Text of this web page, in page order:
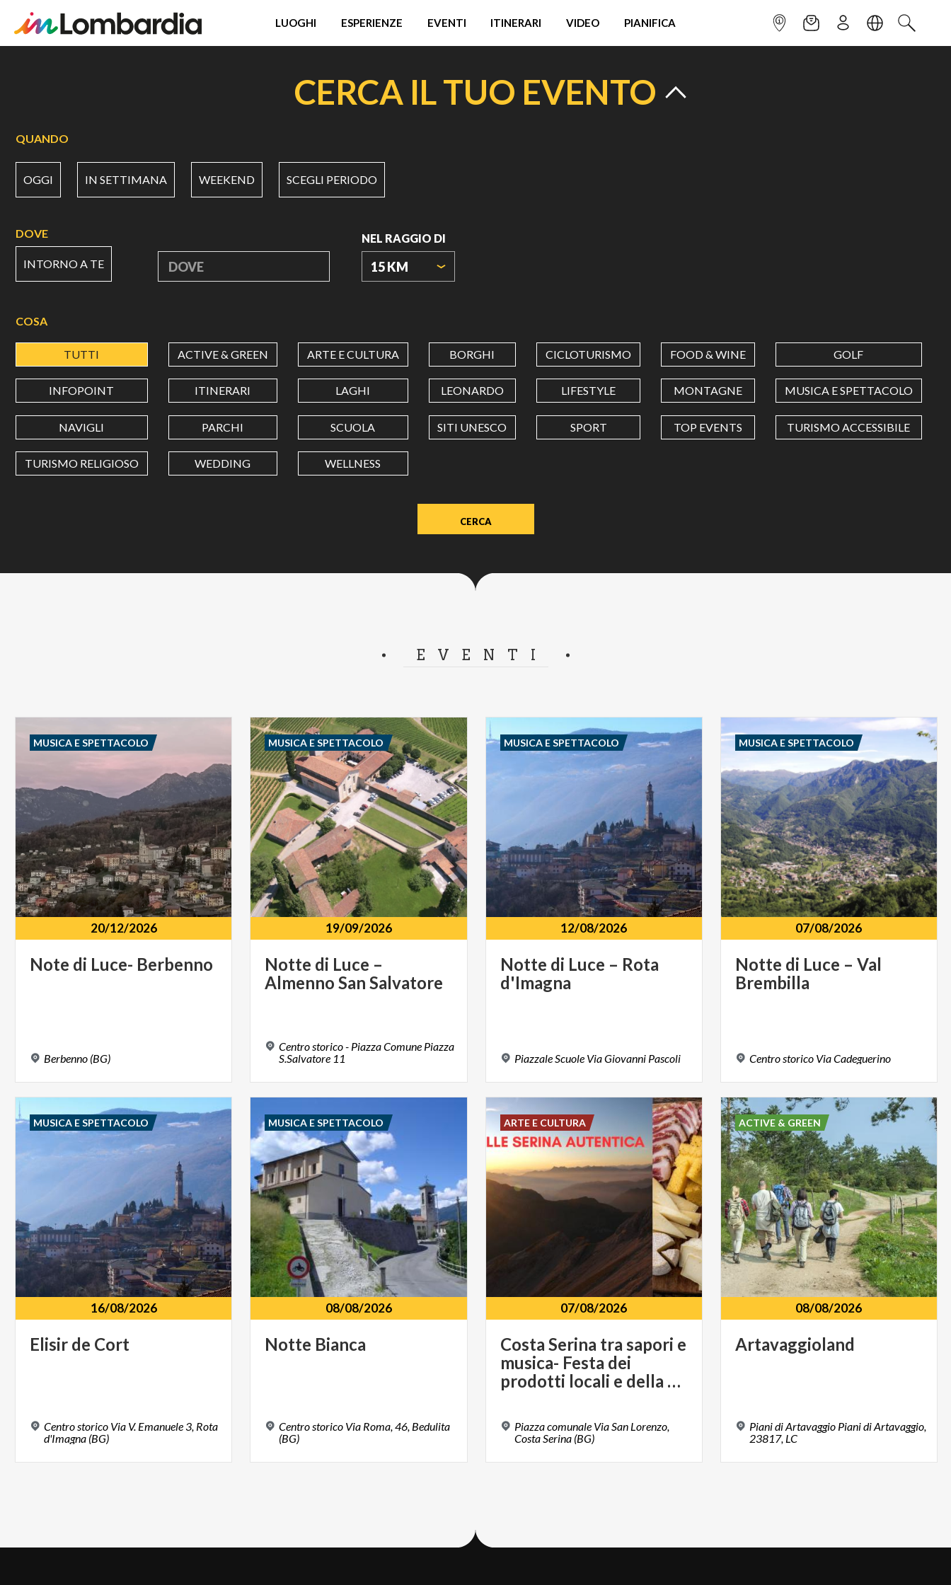
LUOGHI ESPERIENZE EVENTI ITINERARI VIDEO PIANIFICA INFOPOINTNEWSLETTER
ISCRIVITILINGUACERCA
CERCA IL TUO EVENTO
QUANDO
OGGI IN SETTIMANA WEEKEND SCEGLI PERIODO
DOVE
INTORNO A TE DOVE
NEL RAGGIO DI
15 KM
LONGITUDINE
dot
COSA
TUTTI ACTIVE & GREEN ARTE E CULTURA BORGHI CICLOTURISMO FOOD & WINE GOLF
INFOPOINT ITINERARI LAGHI LEONARDO LIFESTYLE MONTAGNE MUSICA E SPETTACOLO
NAVIGLI PARCHI SCUOLA SITI UNESCO SPORT TOP EVENTS TURISMO ACCESSIBILE
TURISMO RELIGIOSO WEDDING WELLNESS
EVENTI
20/12/2026
Note di Luce- Berbenno
Berbenno (BG)
MUSICA E SPETTACOLO
19/09/2026
Notte di Luce –
Almenno San Salvatore
Centro storico - Piazza Comune Piazza
S.Salvatore 11
MUSICA E SPETTACOLO
12/08/2026
Notte di Luce – Rota
d'Imagna
Piazzale Scuole ViaGiovanni Pascoli
MUSICA E SPETTACOLO
07/08/2026
Notte di Luce – Val
Brembilla
Centro storico ViaCadeguerino
MUSICA E SPETTACOLO
16/08/2026
Elisir de Cort
Centro storico Via V. Emanuele 3, Rota
d'Imagna (BG)
MUSICA E SPETTACOLO
08/08/2026
Notte Bianca
Centro storico Via Roma, 46, Bedulita
(BG)
MUSICA E SPETTACOLO
07/08/2026
Costa Serina tra sapori e
musica- Festa dei
prodotti locali e della musica
Piazza comunale Via San Lorenzo,
Costa Serina (BG)
ARTE E CULTURA
08/08/2026
Artavaggioland
Piani di Artavaggio Piani di Artavaggio,
23817, LC
ACTIVE & GREEN